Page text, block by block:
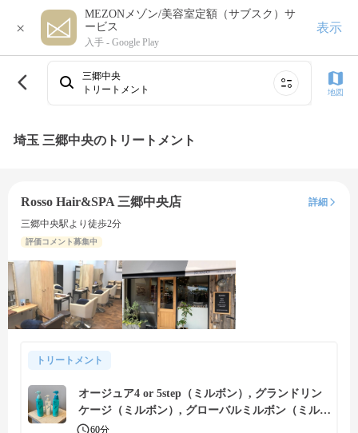
×
MEZONメゾン/美容室定額（サブスク）サ
ービス
入手 - Google Play
表示
三郷中央
トリートメント
地図
埼玉 三郷中央のトリートメント
Rosso Hair&SPA 三郷中央店
詳細
三郷中央駅より徒歩2分
評価コメント募集中
トリートメント
オージュア4 or 5step（ミルボン）, グランドリン
ケージ（ミルボン）, グローバルミルボン（ミルボ
ン）のトリートメントで内側から補修、美しい艶
60分